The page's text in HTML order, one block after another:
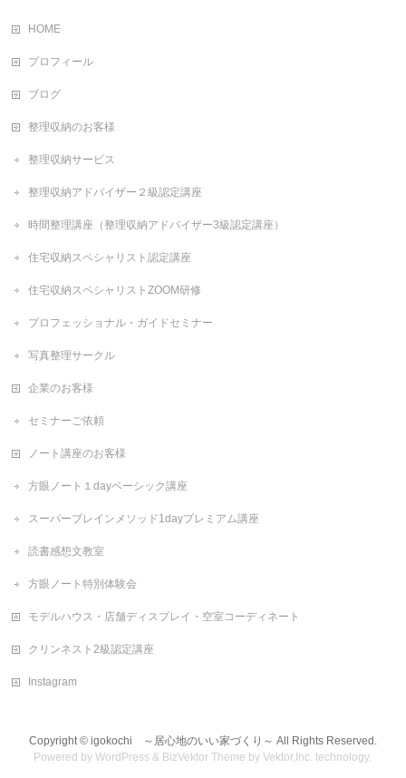
HOME
プロフィール
ブログ
整理収納のお客様
整理収納サービス
整理収納アドバイザー２級認定講座
時間整理講座（整理収納アドバイザー3級認定講座）
住宅収納スペシャリスト認定講座
住宅収納スペシャリストZOOM研修
プロフェッショナル・ガイドセミナー
写真整理サークル
企業のお客様
セミナーご依頼
ノート講座のお客様
方眼ノート１dayベーシック講座
スーパーブレインメソッド1dayプレミアム講座
読書感想文教室
方眼ノート特別体験会
モデルハウス・店舗ディスプレイ・空室コーディネート
クリンネスト2級認定講座
Instagram
Copyright © igokochi ～居心地のいい家づくり～ All Rights Reserved.
Powered byWordPress & BizVektor Theme byVektor,Inc. technology.